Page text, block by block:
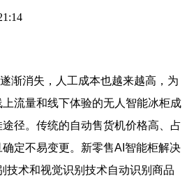
消失，人工成本也越来越高，为
流量和线下体验的无人智能冰柜成
径。传统的自动售货机价格高、占
定不易变更。新零售AI智能柜解决
技术和视觉识别技术自动识别商品